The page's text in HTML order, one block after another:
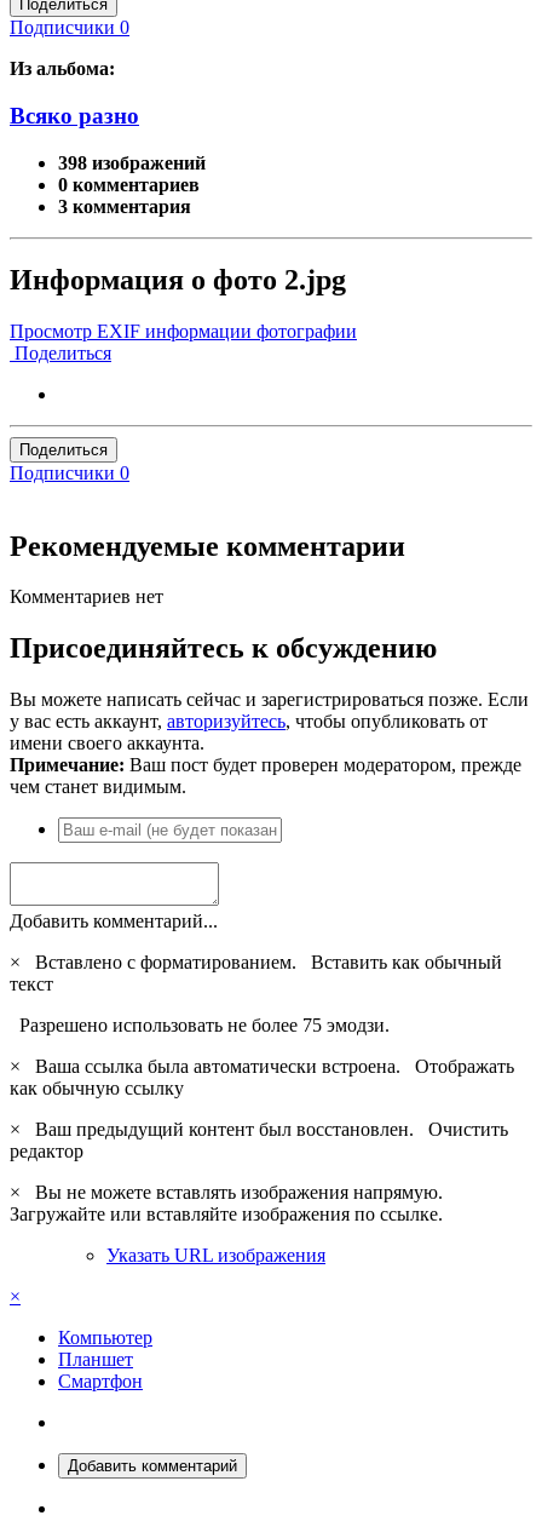
Поделиться
Подписчики 0
Из альбома:
Всяко разно
398 изображений
0 комментариев
3 комментария
Информация о фото 2.jpg
Просмотр EXIF информации фотографии
Поделиться
Поделиться
Подписчики 0
Рекомендуемые комментарии
Комментариев нет
Присоединяйтесь к обсуждению
Вы можете написать сейчас и зарегистрироваться позже. Если
у вас есть аккаунт, авторизуйтесь, чтобы опубликовать от
имени своего аккаунта.
Примечание: Ваш пост будет проверен модератором, прежде
чем станет видимым.
Добавить комментарий...
×
Вставлено с форматированием. Вставить как обычный
текст
Разрешено использовать не более 75 эмодзи.
×
Ваша ссылка была автоматически встроена. Отображать
как обычную ссылку
×
Ваш предыдущий контент был восстановлен. Очистить
редактор
×
Вы не можете вставлять изображения напрямую.
Загружайте или вставляйте изображения по ссылке.
Указать URL изображения
×
Компьютер
Планшет
Смартфон
Добавить комментарий